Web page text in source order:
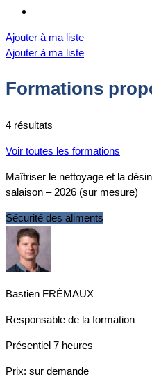
Ajouter à ma liste
Ajouter à ma liste
Formations
4 résultats
Voir toutes les formations
Maîtriser le nettoyage et la
salaison – 2026 (sur mesure)
Sécurité des aliments
Bastien FRÉMAUX
Responsable de la formation
Présentiel 7 heures
Prix: sur demande